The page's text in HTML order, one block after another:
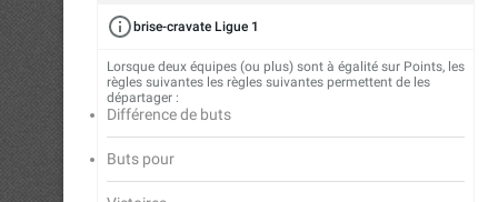
brise-cravate Ligue 1
Lorsque deux équipes (ou plus) sont à égalité sur Points, les
règles suivantes les règles suivantes permettent de les
départager :
Différence de buts
Buts pour